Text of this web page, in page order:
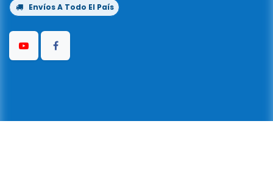
Envíos A Todo El País